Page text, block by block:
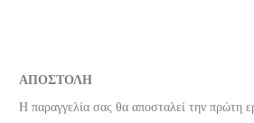
ΑΠΟΣΤΟΛΗ
Η παραγγελία σας θα αποσταλεί την πρώτη